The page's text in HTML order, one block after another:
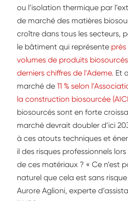
ou l’isolation thermique par
de marché des matières
croître dans tous les secteurs,
le bâtiment qui représente près
volumes de produits
derniers chiffres de l'Ademe. Et
marché de 11 % selon
la construction biosourcée
biosourcés sont en forte
marché devrait doubler d’ici
à ces atouts techniques et
il des risques professionnels
de ces matériaux ? « Ce n’est
naturel que cela est sans
Aurore Aglioni, experte